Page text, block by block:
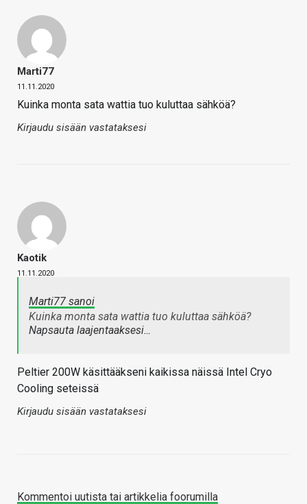
Marti77
11.11.2020
Kuinka monta sata wattia tuo kuluttaa sähköä?
Kirjaudu sisään vastataksesi
Kaotik
11.11.2020
Marti77 sanoi
Kuinka monta sata wattia tuo kuluttaa sähköä?
Napsauta laajentaaksesi…
Peltier 200W käsittääkseni kaikissa näissä Intel Cryo
Cooling seteissä
Kirjaudu sisään vastataksesi
Kommentoi uutista tai artikkelia foorumilla